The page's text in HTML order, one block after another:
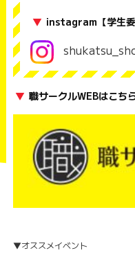
▼ instagram【学生
▼ 職サークルWEBはこち
▼オススメイベント